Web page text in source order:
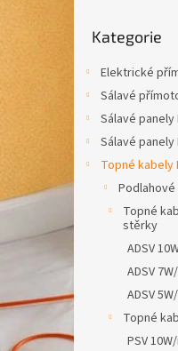
a
e
kategorie
Kategorie
Elektrické
Sálavé
Sálavé panely
Sálavé panely
Topné kabely
Topné
stěrky
ADSV
ADSV
ADSV
Topné
PSV